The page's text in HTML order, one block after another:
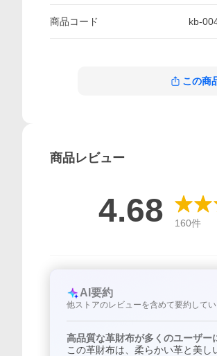
商品コード kb-
この商
商品レビュー
4.68 160件
AI要約
他ストアのレビューを含めて要約して
高品質な革財布が多くのユーザー
この革財布は、柔らかい革と美